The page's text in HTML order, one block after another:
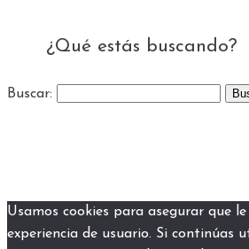
¿Qué estás buscando?
Buscar:
Usamos cookies para asegurar que
experiencia de usuario. Si continúas